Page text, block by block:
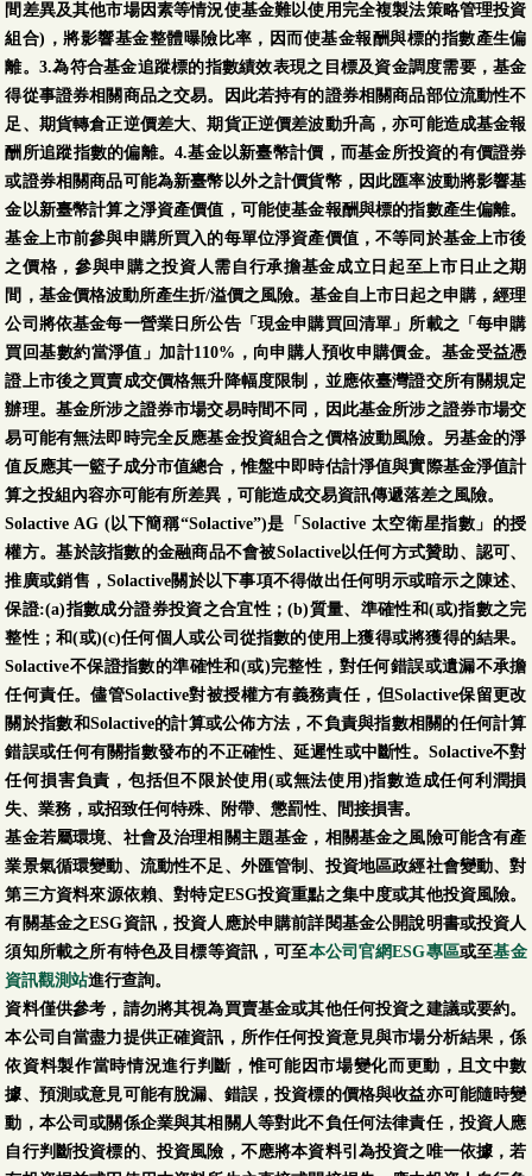
間差異及其他市場因素等情況使基金難以使用完全複製法策略管理投資
組合)，將影響基金整體曝險比率，因而使基金報酬與標的指數產生偏
離。3.為符合基金追蹤標的指數績效表現之目標及資金調度需要，基金
得從事證券相關商品之交易。因此若持有的證券相關商品部位流動性不
足、期貨轉倉正逆價差大、期貨正逆價差波動升高，亦可能造成基金報
酬所追蹤指數的偏離。4.基金以新臺幣計價，而基金所投資的有價證券
或證券相關商品可能為新臺幣以外之計價貨幣，因此匯率波動將影響基
金以新臺幣計算之淨資產價值，可能使基金報酬與標的指數產生偏離。
基金上市前參與申購所買入的每單位淨資產價值，不等同於基金上市後
之價格，參與申購之投資人需自行承擔基金成立日起至上市日止之期
間，基金價格波動所產生折/溢價之風險。基金自上市日起之申購，經理
公司將依基金每一營業日所公告「現金申購買回清單」所載之「每申購
買回基數約當淨值」加計110%，向申購人預收申購價金。基金受益憑
證上市後之買賣成交價格無升降幅度限制，並應依臺灣證交所有關規定
辦理。基金所涉之證券市場交易時間不同，因此基金所涉之證券市場交
易可能有無法即時完全反應基金投資組合之價格波動風險。另基金的淨
值反應其一籃子成分市值總合，惟盤中即時估計淨值與實際基金淨值計
算之投組內容亦可能有所差異，可能造成交易資訊傳遞落差之風險。
Solactive AG (以下簡稱“Solactive”)是「Solactive 太空衛星指數」的授
權方。基於該指數的金融商品不會被Solactive以任何方式贊助、認可、
推廣或銷售，Solactive關於以下事項不得做出任何明示或暗示之陳述、
保證:(a)指數成分證券投資之合宜性；(b)質量、準確性和(或)指數之完
整性；和(或)(c)任何個人或公司從指數的使用上獲得或將獲得的結果。
Solactive不保證指數的準確性和(或)完整性，對任何錯誤或遺漏不承擔
任何責任。儘管Solactive對被授權方有義務責任，但Solactive保留更改
關於指數和Solactive的計算或公佈方法，不負責與指數相關的任何計算
錯誤或任何有關指數發布的不正確性、延遲性或中斷性。Solactive不對
任何損害負責，包括但不限於使用(或無法使用)指數造成任何利潤損
失、業務，或招致任何特殊、附帶、懲罰性、間接損害。
基金若屬環境、社會及治理相關主題基金，相關基金之風險可能含有產
業景氣循環變動、流動性不足、外匯管制、投資地區政經社會變動、對
第三方資料來源依賴、對特定ESG投資重點之集中度或其他投資風險。
有關基金之ESG資訊，投資人應於申購前詳閱基金公開說明書或投資人
須知所載之所有特色及目標等資訊，可至本公司官網ESG專區或至基金
資訊觀測站進行查詢。
資料僅供參考，請勿將其視為買賣基金或其他任何投資之建議或要約。
本公司自當盡力提供正確資訊，所作任何投資意見與市場分析結果，係
依資料製作當時情況進行判斷，惟可能因市場變化而更動，且文中數
據、預測或意見可能有脫漏、錯誤，投資標的價格與收益亦可能隨時變
動，本公司或關係企業與其相關人等對此不負任何法律責任，投資人應
自行判斷投資標的、投資風險，不應將本資料引為投資之唯一依據，若